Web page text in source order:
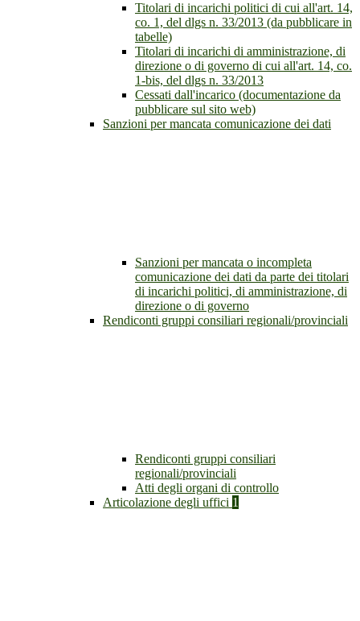
Titolari di incarichi politici di cui all'art. 14,
co. 1, del dlgs n. 33/2013 (da pubblicare in
tabelle)
Titolari di incarichi di amministrazione, di
direzione o di governo di cui all'art. 14, co.
1-bis, del dlgs n. 33/2013
Cessati dall'incarico (documentazione da
pubblicare sul sito web)
Sanzioni per mancata comunicazione dei dati
Sanzioni per mancata o incompleta
comunicazione dei dati da parte dei titolari
di incarichi politici, di amministrazione, di
direzione o di governo
Rendiconti gruppi consiliari regionali/provinciali
Rendiconti gruppi consiliari
regionali/provinciali
Atti degli organi di controllo
Articolazione degli uffici 1